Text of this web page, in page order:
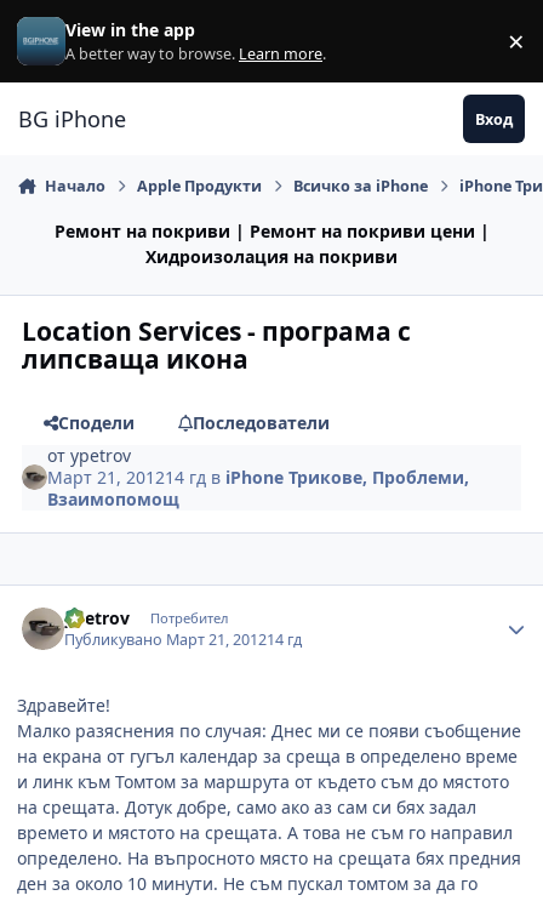
Премини към съдържанието
View in the app
A better way to browse. Learn more. ×
BG iPhone Вход
Начало Apple Продукти Всичко за iPhone iPhone
Ремонт на покриви | Ремонт на покриви цени |
Хидроизолация на покриви
Location Services - програма с
липсваща икона
Сподели
Последователи
отypetrov
Март 21, 201214 гд в iPhone Трикове, Проблеми,
Взаимопомощ
ypetrov Потребител
Публикувано Март 21, 201214 гд
Здравейте!
Малко разяснения по случая: Днес ми се появи съобщение
на екрана от гугъл календар за среща в определено време
и линк към Томтом за маршрута от където съм до мястото
на срещата. Дотук добре, само ако аз сам си бях задал
времето и мястото на срещата. А това не съм го направил
определено. На въпросното място на срещата бях предния
ден за около 10 минути. Не съм пускал томтом за да го